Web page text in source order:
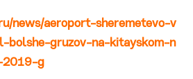
news/aeroport-sheremetevo-v
bolshe-gruzov-na-kitayskom-n
2019-g